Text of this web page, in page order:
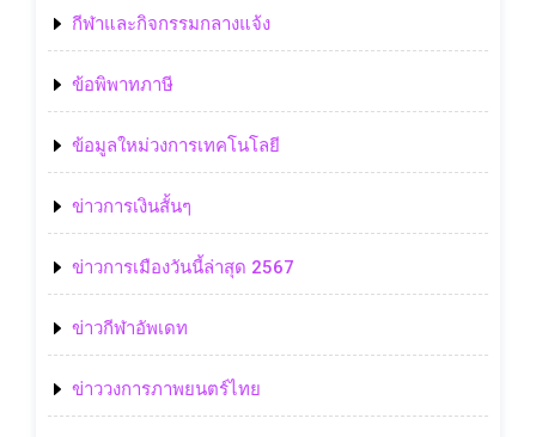
กีฬาและกิจกรรมกลางแจ้ง
ข้อพิพาทภาษี
ข้อมูลใหม่วงการเทคโนโลยี
ข่าวการเงินสั้นๆ
ข่าวการเมืองวันนี้ล่าสุด 2567
ข่าวกีฬาอัพเดท
ข่าววงการภาพยนตร์ไทย